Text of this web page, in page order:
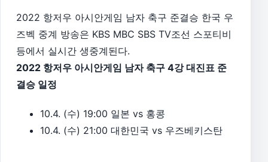
2022 항저우 아시안게임 남자 축구 준결승 한국 우
즈벡 중계 방송은 KBS MBC SBS TV조선 스포티비
등에서 실시간 생중계된다.
2022 항저우 아시안게임 남자 축구 4강 대진표 준
결승 일정
10.4. (수) 19:00 일본 vs 홍콩
10.4. (수) 21:00 대한민국 vs 우즈베키스탄